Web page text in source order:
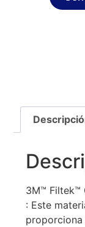
3M™ Filtek™
: Este
proporciona